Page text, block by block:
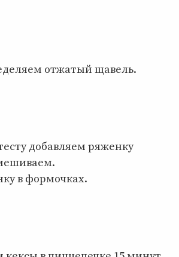
отжатый щавель.
добавляем ряженку
в формочках.